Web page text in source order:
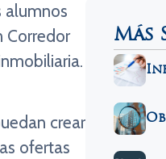
alumnos
Corredor
crear
ofertas
Más